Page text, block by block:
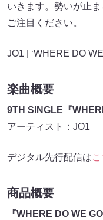
いきます。勢いが止
ご注目ください。
JO1 | ‘WHERE DO
楽曲概要
9TH SINGLE『
アーティスト：JO1
デジタル先行配信は
商品概要
『WHERE DO WE GO